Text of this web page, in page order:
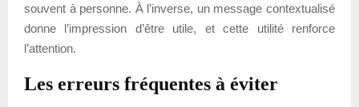
souvent à personne. À l’inverse, un message contextualisé
donne l’impression d’être utile, et cette utilité renforce
l’attention.
Les erreurs fréquentes à éviter